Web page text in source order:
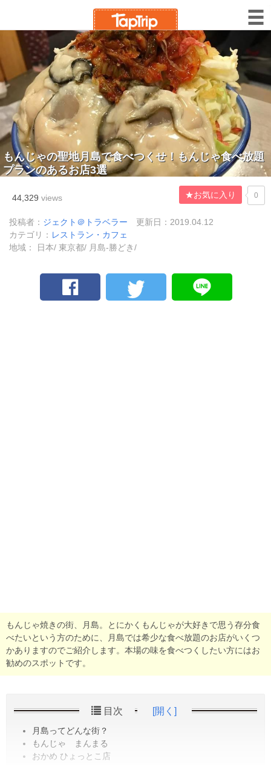
もんじゃの聖地月島で食べつくせ！もんじゃ食べ放題
プランのあるお店3選
44,329 views ★お気に入り 0
投稿者： ジェクト＠トラベラー
更新日：2019.04.12
カテゴリ： レストラン・カフェ
地域： 日本/ 東京都/ 月島-勝どき/
もんじゃ焼きの街、月島。とにかくもんじゃが大好きで思う存分食
べたいという方のために、月島では希少な食べ放題のお店がいくつ
かありますのでご紹介します。本場の味を食べつくしたい方にはお
勧めのスポットです。
目次 [開く]
月島ってどんな街？
もんじゃ まんまる
おかめ ひょっとこ店